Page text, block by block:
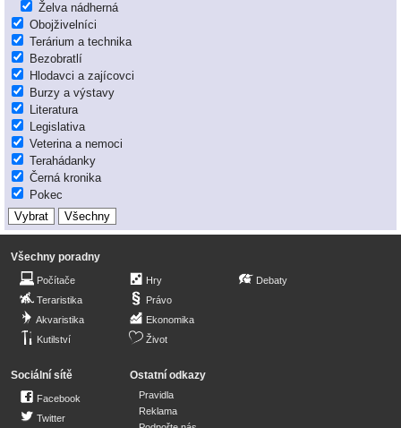
Želva nádherná
Obojživelníci
Terárium a technika
Bezobratlí
Hlodavci a zajícovci
Burzy a výstavy
Literatura
Legislativa
Veterina a nemoci
Terahádanky
Černá kronika
Pokec
Všechny poradny
Počítače
Teraristika
Akvaristika
Kutilství
Hry
Právo
Ekonomika
Život
Debaty
Sociální sítě
Facebook
Twitter
Ostatní odkazy
Pravidla
Reklama